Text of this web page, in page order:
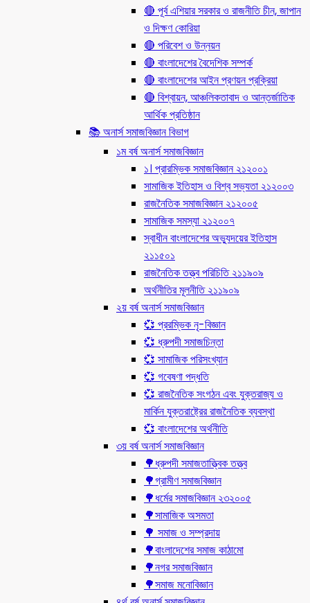
🔴 পূর্ব এশিয়ার সরকার ও রাজনীতি চীন, জাপান
ও দিক্ষণ কোরিয়া
🔴 পরিবেশ ও উন্নয়ন
🔴 বাংলাদেশের বৈদেশিক সম্পর্ক
🔴 বাংলাদেশের আইন প্রণয়ন প্রক্রিয়া
🔴 বিশ্বায়ন, আঞ্চলিকতাবাদ ও আন্তর্জাতিক
আর্থিক প্রতিষ্ঠান
📚 অনার্স সমাজবিজ্ঞান বিভাগ
১ম বর্ষ অনার্স সমাজবিজ্ঞান
১। প্রারম্ভিক সমাজবিজ্ঞান ২১২০০১
সামাজিক ইতিহাস ও বিশ্ব সভ্যতা ২১২০০৩
রাজনৈতিক সমাজবিজ্ঞান ২১২০০৫
সামাজিক সমস্যা ২১২০০৭
স্বাধীন বাংলাদেশের অভ্যুদয়ের ইতিহাস
২১১৫০১
রাজনৈতিক তত্ত্ব পরিচিতি ২১১৯০৯
অর্থনীতির মূলনীতি ২১১৯০৯
২য় বর্ষ অনার্স সমাজবিজ্ঞান
💞 প্ররম্ভিক নৃ-বিজ্ঞান
💞 ধ্রুপদী সমাজচিন্তা
💞 সামাজিক পরিসংখ্যান
💞 গবেষণা পদ্ধতি
💞 রাজনৈতিক সংগঠন এবং যুক্তরাজ্য ও
মার্কিন যুক্তরাষ্ট্রের রাজনৈতিক ব্যবস্থা
💞 বাংলাদেশের অর্থনীতি
৩য় বর্ষ অনার্স সমাজবিজ্ঞান
🌳ধ্রুপদী সমাজতাত্ত্বিক তত্ত্ব
🌳গ্রামীণ সমাজবিজ্ঞান
🌳ধর্মের সমাজবিজ্ঞান ২৩২০০৫
🌳সামাজিক অসমতা
🌳 সমাজ ও সম্প্রদায়
🌳বাংলাদেশের সমাজ কাঠামো
🌳নগর সমাজবিজ্ঞান
🌳সমাজ মনোবিজ্ঞান